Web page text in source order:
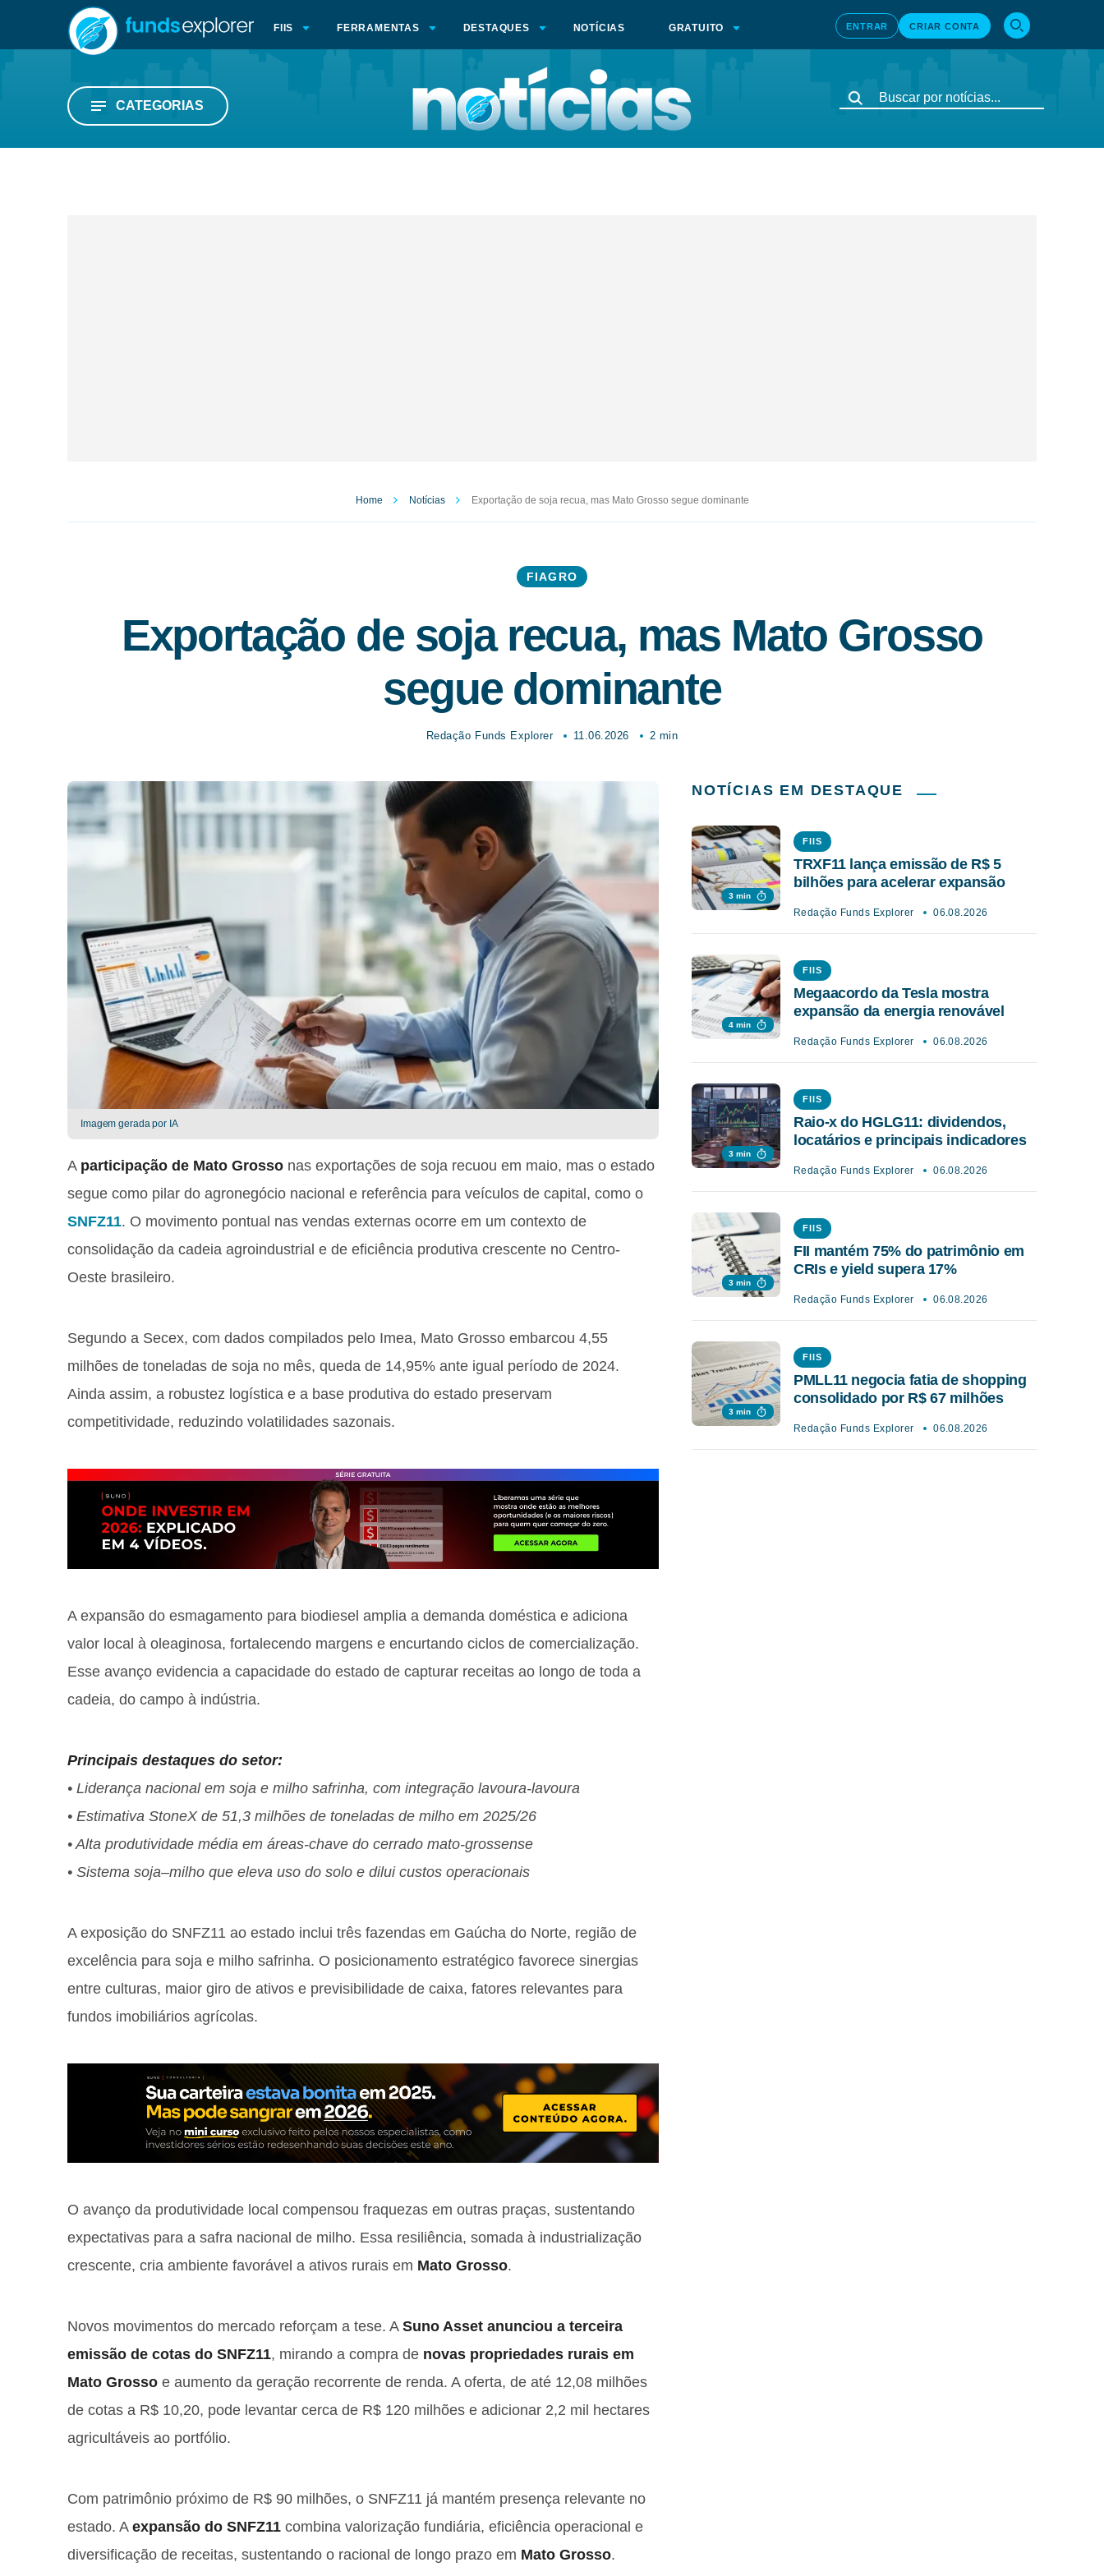
FIIS FERRAMENTAS DESTAQUES NOTÍCIAS GRATUITO ENTRAR CRIAR CONTA
CATEGORIAS
Home Notícias Exportação de soja recua, mas Mato Grosso segue dominante
FIAGRO
Exportação de soja recua, mas Mato Grosso
segue dominante
Redação Funds Explorer 11.06.2026 2 min
Imagem gerada por IA
A participação de Mato Grosso nas exportações de soja recuou em maio, mas o estado
segue como pilar do agronegócio nacional e referência para veículos de capital, como o
SNFZ11. O movimento pontual nas vendas externas ocorre em um contexto de
consolidação da cadeia agroindustrial e de eficiência produtiva crescente no Centro-
Oeste brasileiro.
Segundo a Secex, com dados compilados pelo Imea, Mato Grosso embarcou 4,55
milhões de toneladas de soja no mês, queda de 14,95% ante igual período de 2024.
Ainda assim, a robustez logística e a base produtiva do estado preservam
competitividade, reduzindo volatilidades sazonais.
A expansão do esmagamento para biodiesel amplia a demanda doméstica e adiciona
valor local à oleaginosa, fortalecendo margens e encurtando ciclos de comercialização.
Esse avanço evidencia a capacidade do estado de capturar receitas ao longo de toda a
cadeia, do campo à indústria.
Principais destaques do setor:
• Liderança nacional em soja e milho safrinha, com integração lavoura-lavoura
• Estimativa StoneX de 51,3 milhões de toneladas de milho em 2025/26
• Alta produtividade média em áreas-chave do cerrado mato-grossense
• Sistema soja–milho que eleva uso do solo e dilui custos operacionais
A exposição do SNFZ11 ao estado inclui três fazendas em Gaúcha do Norte, região de
excelência para soja e milho safrinha. O posicionamento estratégico favorece sinergias
entre culturas, maior giro de ativos e previsibilidade de caixa, fatores relevantes para
fundos imobiliários agrícolas.
O avanço da produtividade local compensou fraquezas em outras praças, sustentando
expectativas para a safra nacional de milho. Essa resiliência, somada à industrialização
crescente, cria ambiente favorável a ativos rurais em Mato Grosso.
Novos movimentos do mercado reforçam a tese. A Suno Asset anunciou a terceira
emissão de cotas do SNFZ11, mirando a compra de novas propriedades rurais em
Mato Grosso e aumento da geração recorrente de renda. A oferta, de até 12,08 milhões
de cotas a R$ 10,20, pode levantar cerca de R$ 120 milhões e adicionar 2,2 mil hectares
agricultáveis ao portfólio.
Com patrimônio próximo de R$ 90 milhões, o SNFZ11 já mantém presença relevante no
estado. A expansão do SNFZ11 combina valorização fundiária, eficiência operacional e
diversificação de receitas, sustentando o racional de longo prazo em Mato Grosso.
NOTÍCIAS EM DESTAQUE
3 min
FIIS
TRXF11 lança emissão de R$ 5
bilhões para acelerar expansão
Redação Funds Explorer 06.08.2026
4 min
FIIS
Megaacordo da Tesla mostra
expansão da energia renovável
Redação Funds Explorer 06.08.2026
3 min
FIIS
Raio-x do HGLG11: dividendos,
locatários e principais indicadores
Redação Funds Explorer 06.08.2026
3 min
FIIS
FII mantém 75% do patrimônio em
CRIs e yield supera 17%
Redação Funds Explorer 06.08.2026
3 min
FIIS
PMLL11 negocia fatia de shopping
consolidado por R$ 67 milhões
Redação Funds Explorer 06.08.2026